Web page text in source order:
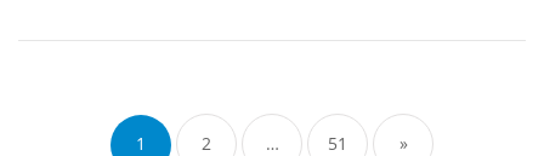
navigation
1 2 … 51 »